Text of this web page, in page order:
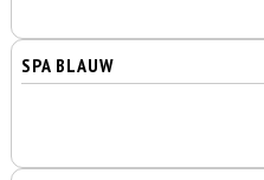
SPA BLAUW